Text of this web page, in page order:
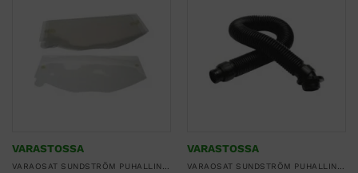
VARASTOSSA
VARAOSAT SUNDSTRÖM PUHALLINSUOJAIMIIN
VARASTOSSA
VARAOSAT SUNDSTRÖM PUHALLINSUOJAIMIIN